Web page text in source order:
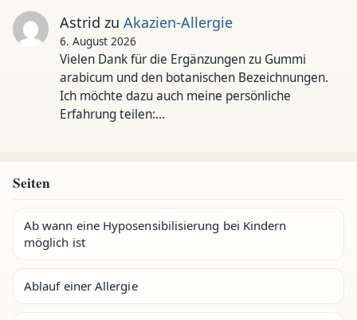
Astrid zu Akazien-Allergie
6. August 2026
Vielen Dank für die Ergänzungen zu Gummi
arabicum und den botanischen Bezeichnungen.
Ich möchte dazu auch meine persönliche
Erfahrung teilen:…
Seiten
Ab wann eine Hyposensibilisierung bei Kindern
möglich ist
Ablauf einer Allergie